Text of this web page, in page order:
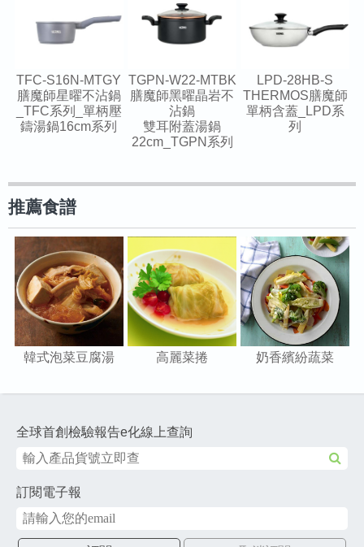
TFC-S16N-MTGY
膳魔師星曜不沾鍋
_TFC系列_單柄壓
鑄湯鍋16cm系列
TGPN-W22-MTBK
膳魔師黑曜晶岩不
沾鍋
雙耳附蓋湯鍋
22cm_TGPN系列
LPD-28HB-S
THERMOS膳魔師
單柄含蓋_LPD系
列
推薦食譜
韓式泡菜豆腐湯 高麗菜捲 奶香繽紛蔬菜
全球首創檢驗報告e化線上查詢
訂閱電子報